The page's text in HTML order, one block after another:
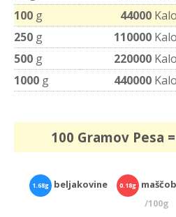
100 g 44000
250 g 110000
500 g 220000
1000 g 440000
100 Gramov Pesa =
1.68g beljakovine 0.18g
/100g